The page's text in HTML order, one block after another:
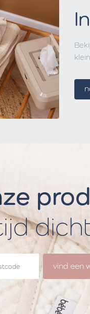
vind een